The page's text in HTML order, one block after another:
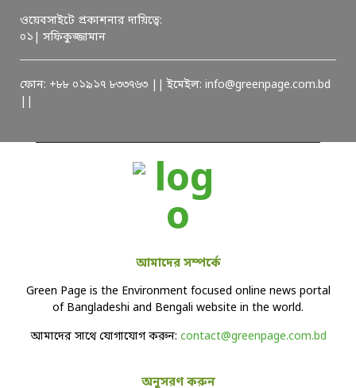
ওয়েবসাইটে প্রকাশনার দায়িত্বে:
০১| সফিকুজ্জামান
ফোন: +৮৮ ০১৯১৭ ৮৩৩৭৬৩ || ইমেইল: info@greenpage.com.bd
আমাদের সম্পর্কে
Green Page is the Environment focused online news portal
of Bangladeshi and Bengali website in the world.
আমাদের সাথে যোগাযোগ করুন: contact@greenpage.com.bd
অনুসরণ করুন